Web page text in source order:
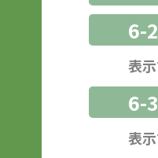
6-
表
6-
表